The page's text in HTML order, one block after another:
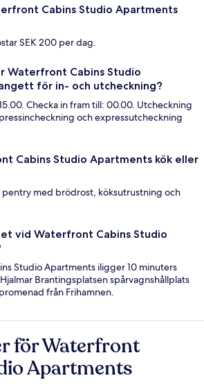
Cabins Studio Apartments
SEK 200 per dag.
Waterfront Cabins Studio
för in- och utcheckning?
Checka in fram till: 00.00. Utcheckning
och expressutcheckning
Cabins Studio Apartments kök eller
med brödrost, köksutrustning och
vid Waterfront Cabins Studio
Studio Apartments iligger 10 minuters
Brantingsplatsen spårvagnshållplats
från Frihamnen.
för Waterfront
Apartments